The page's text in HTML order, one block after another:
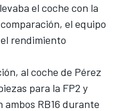
el coche con la
el equipo
rendimiento
al coche de Pérez
para la FP2 y
ambos RB16 durante